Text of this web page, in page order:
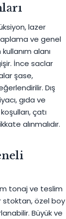
lazer
ve genel
alanı
İnce saclar
şase,
Dış
gıda ve
çatı
alınmalıdır.
tonaj ve teslim
stoktan, özel boy
Büyük ve